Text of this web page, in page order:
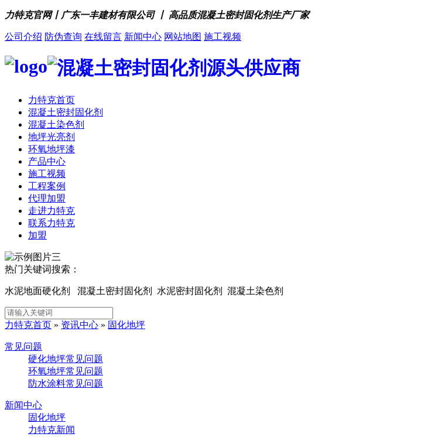
力特克官网丨广东一丰建材有限公司 丨 高品质混凝土密封固化剂生产厂家
公司介绍 防伪查询 在线留言 新闻中心 网站地图 施工视频
力特克首页
混凝土密封固化剂
混凝土染色剂
地坪光亮剂
环氧地坪漆
产品中心
施工视频
工程案例
代理加盟
走进力特克
联系力特克
加盟
热门关键词搜索：
水泥地面硬化剂 混凝土密封固化剂 水泥密封固化剂 混凝土染色剂
力特克首页 » 资讯中心 » 固化地坪
常见问题
硬化地坪常见问题
环氧地坪常见问题
防水涂料常见问题
新闻中心
固化地坪
力特克新闻